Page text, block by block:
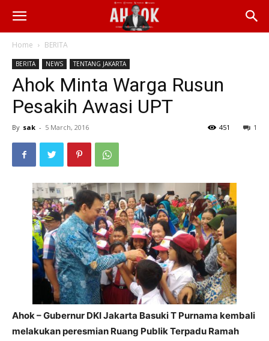
Home BERITA
BERITA NEWS TENTANG JAKARTA
Ahok Minta Warga Rusun
Pesakih Awasi UPT
By sak - 5 March, 2016 1
451
Ahok – Gubernur DKI Jakarta Basuki T Purnama kembali
melakukan peresmian Ruang Publik Terpadu Ramah